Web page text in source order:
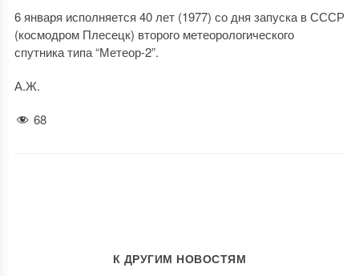
6 января исполняется 40 лет (1977) со дня запуска в СССР
(космодром Плесецк) второго метеорологического
спутника типа “Метеор-2”.
А.Ж.
68
К ДРУГИМ НОВОСТЯМ